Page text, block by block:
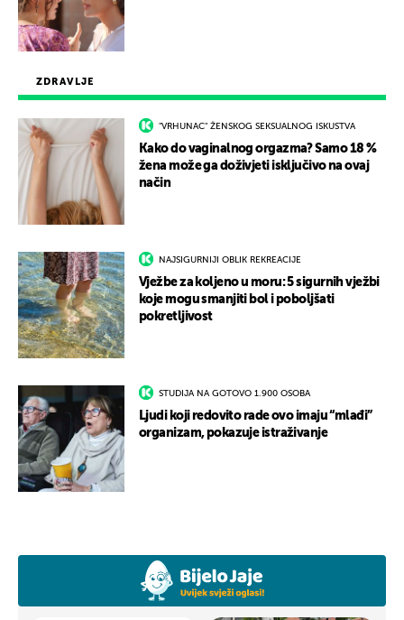
ZDRAVLJE
"VRHUNAC" ŽENSKOG SEKSUALNOG ISKUSTVA
Kako do vaginalnog orgazma? Samo 18 %
žena može ga doživjeti isključivo na ovaj
način
NAJSIGURNIJI OBLIK REKREACIJE
Vježbe za koljeno u moru: 5 sigurnih vježbi
koje mogu smanjiti bol i poboljšati
pokretljivost
STUDIJA NA GOTOVO 1.900 OSOBA
Ljudi koji redovito rade ovo imaju “mlađi”
organizam, pokazuje istraživanje